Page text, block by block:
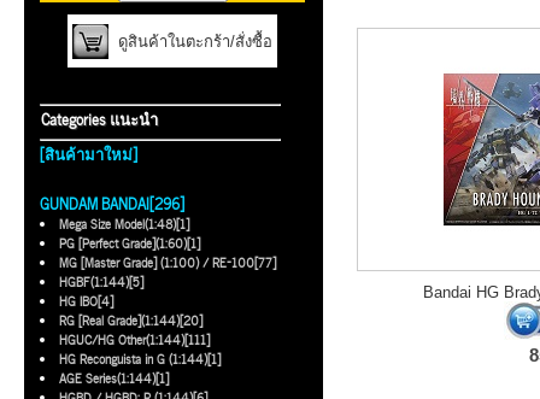
ดูสินค้าในตะกร้า/สั่งซื้อ
Categories แนะนำ
[สินค้ามาใหม่]
GUNDAM BANDAI[296]
Mega Size Model(1:48)[1]
PG [Perfect Grade](1:60)[1]
MG [Master Grade] (1:100) / RE-100[77]
HGBF(1:144)[5]
HG IBO[4]
RG [Real Grade](1:144)[20]
HGUC/HG Other(1:144)[111]
HG Reconguista in G (1:144)[1]
AGE Series(1:144)[1]
Bandai HG